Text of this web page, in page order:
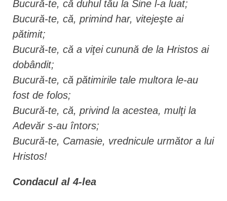
Bucură-te, că duhul tău la Sine l-a luat;
Bucură-te, că, primind har, vitejeşte ai
pătimit;
Bucură-te, că a viţei cunună de la Hristos ai
dobândit;
Bucură-te, că pătimirile tale multora le-au
fost de folos;
Bucură-te, că, privind la acestea, mulţi la
Adevăr s-au întors;
Bucură-te, Camasie, vrednicule următor a lui
Hristos!
Condacul al 4-lea